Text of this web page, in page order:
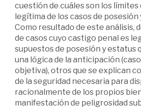
cuestión de cuáles son los
legítima de los casos de posesión
Como resultado de este análisis,
de casos cuyo castigo penal es
supuestos de posesión y estatus
una lógica de la anticipación
objetiva), otros que se explican
de la seguridad necesaria para
racionalmente de los propios
manifestación de peligrosidad